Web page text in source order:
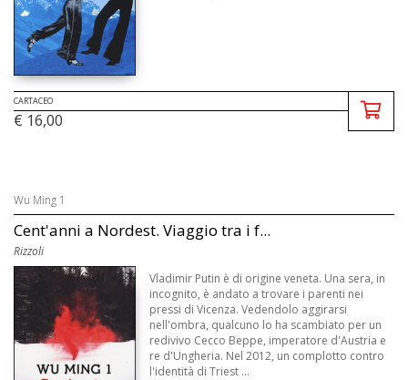
CARTACEO
€ 16,00
Wu Ming 1
Cent'anni a Nordest. Viaggio tra i f...
Rizzoli
Vladimir Putin è di origine veneta. Una sera, in
incognito, è andato a trovare i parenti nei
pressi di Vicenza. Vedendolo aggirarsi
nell'ombra, qualcuno lo ha scambiato per un
redivivo Cecco Beppe, imperatore d'Austria e
re d'Ungheria. Nel 2012, un complotto contro
l'identità di Triest ...